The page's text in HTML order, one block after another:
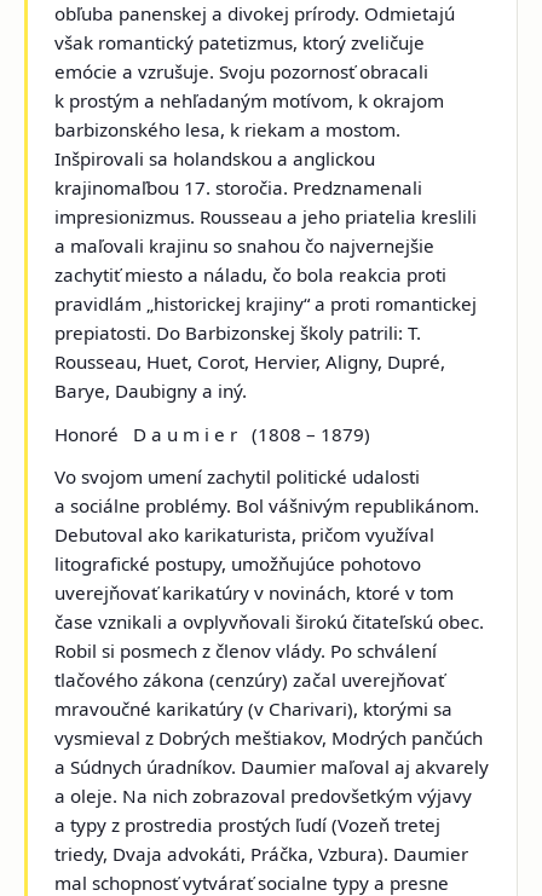
obľuba panenskej a divokej prírody. Odmietajú
však romantický patetizmus, ktorý zveličuje
emócie a vzrušuje. Svoju pozornosť obracali
k prostým a nehľadaným motívom, k okrajom
barbizonského lesa, k riekam a mostom.
Inšpirovali sa holandskou a anglickou
krajinomaľbou 17. storočia. Predznamenali
impresionizmus. Rousseau a jeho priatelia kreslili
a maľovali krajinu so snahou čo najvernejšie
zachytiť miesto a náladu, čo bola reakcia proti
pravidlám „historickej krajiny“ a proti romantickej
prepiatosti. Do Barbizonskej školy patrili: T.
Rousseau, Huet, Corot, Hervier, Aligny, Dupré,
Barye, Daubigny a iný.
Honoré D a u m i e r (1808 – 1879)
Vo svojom umení zachytil politické udalosti
a sociálne problémy. Bol vášnivým republikánom.
Debutoval ako karikaturista, pričom využíval
litografické postupy, umožňujúce pohotovo
uverejňovať karikatúry v novinách, ktoré v tom
čase vznikali a ovplyvňovali širokú čitateľskú obec.
Robil si posmech z členov vlády. Po schválení
tlačového zákona (cenzúry) začal uverejňovať
mravoučné karikatúry (v Charivari), ktorými sa
vysmieval z Dobrých meštiakov, Modrých pančúch
aSúdnych úradníkov. Daumier maľoval aj akvarely
a oleje. Na nich zobrazoval predovšetkým výjavy
a typy z prostredia prostých ľudí (Vozeň tretej
triedy, Dvaja advokáti, Práčka, Vzbura). Daumier
mal schopnosť vytvárať socialne typy a presne